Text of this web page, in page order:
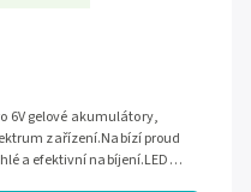
6V gelové akumulátory,
zařízení.Nabízí proud
a efektivní nabíjení.LED